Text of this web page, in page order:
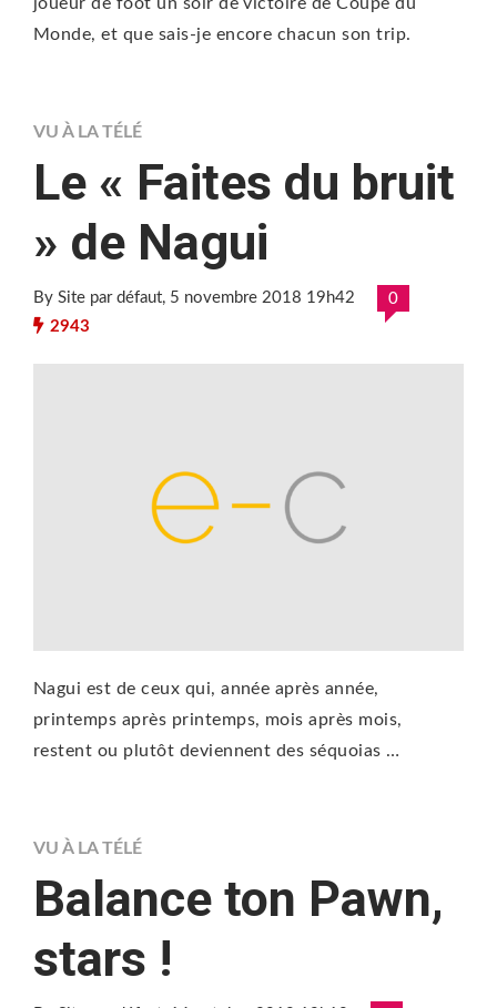
joueur de foot un soir de victoire de Coupe du
Monde, et que sais-je encore chacun son trip.
VU À LA TÉLÉ
Le « Faites du bruit
» de Nagui
By Site par défaut, 5 novembre 2018 19h42
0
2943
Nagui est de ceux qui, année après année,
printemps après printemps, mois après mois,
restent ou plutôt deviennent des séquoias …
VU À LA TÉLÉ
Balance ton Pawn,
stars !